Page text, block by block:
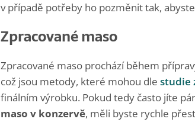
v případě potřeby ho pozměnit tak,
Zpracované maso
Zpracované maso prochází během
což jsou metody, které mohou dle studie
finálním výrobku. Pokud tedy často jíte
maso v konzervě, měli byste rychle